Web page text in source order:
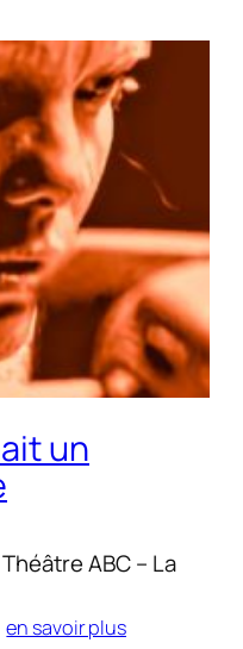
un
ABC – La
en savoir plus